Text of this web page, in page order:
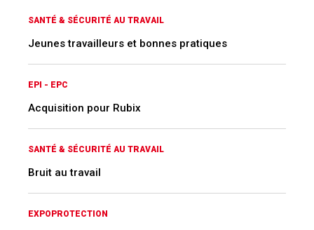
SANTÉ & SÉCURITÉ AU TRAVAIL
Jeunes travailleurs et bonnes pratiques
EPI - EPC
Acquisition pour Rubix
SANTÉ & SÉCURITÉ AU TRAVAIL
Bruit au travail
EXPOPROTECTION